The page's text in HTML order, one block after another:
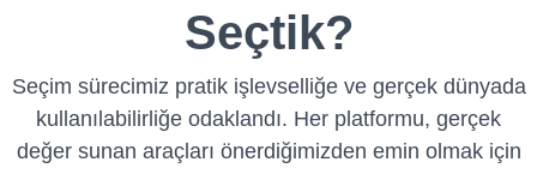
Seçtik?
Seçim sürecimiz pratik işlevselliğe ve gerçek dünyada
kullanılabilirliğe odaklandı. Her platformu, gerçek
değer sunan araçları önerdiğimizden emin olmak için